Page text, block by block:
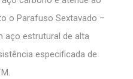
o Parafuso Sextavado –
aço estrutural de alta
especificada de